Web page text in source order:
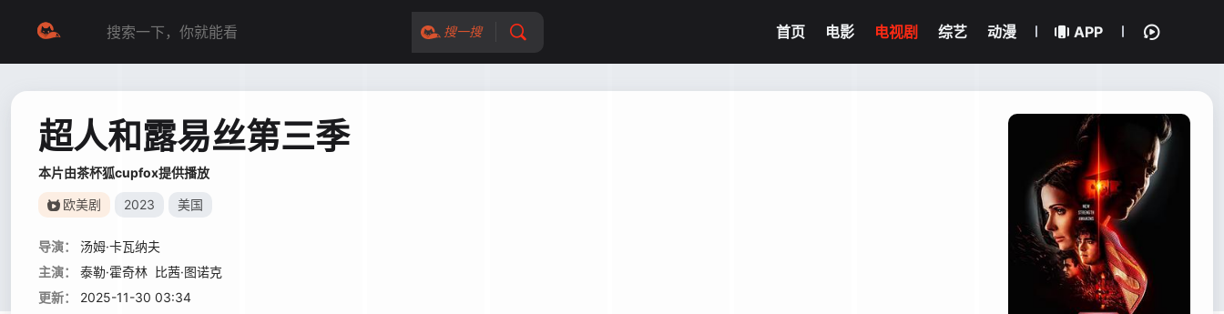
搜一搜 首页 电影 电视剧 综艺 动漫 APP
超人和露易丝第三季
本片由茶杯狐cupfox提供播放
欧美剧 2023 美国
导演：
汤姆·卡瓦纳夫
主演：
泰勒·霍奇林 比茜·图诺克
更新：
2025-11-30 03:34